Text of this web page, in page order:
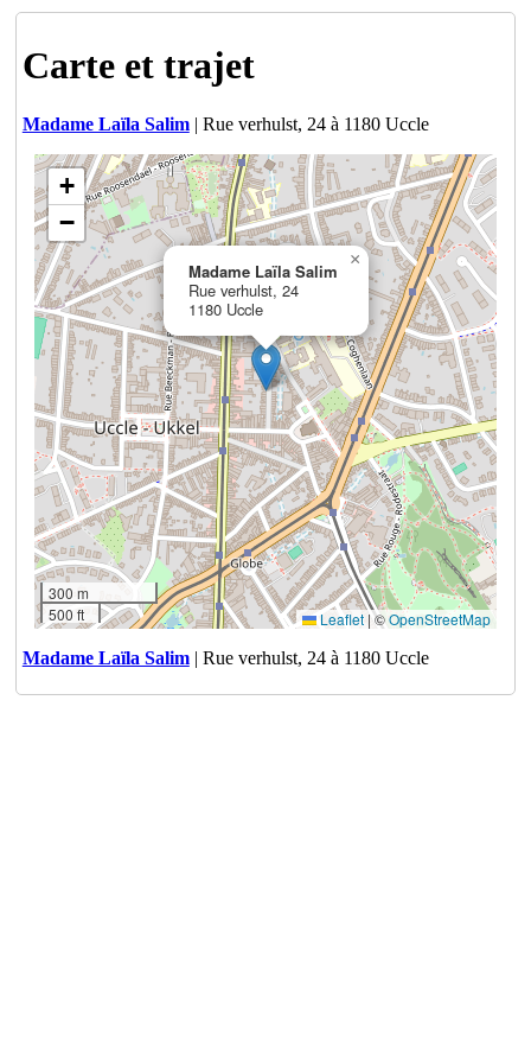
Carte et trajet
Madame Laïla Salim| Rue verhulst, 24 à 1180 Uccle
Madame Laïla Salim
Rue verhulst, 24
1180 Uccle
×
+
−
300 m
500 ft
Leaflet |©OpenStreetMap
Madame Laïla Salim| Rue verhulst, 24 à 1180 Uccle